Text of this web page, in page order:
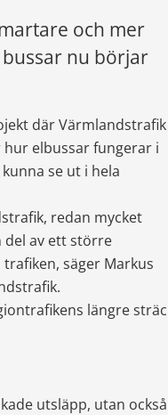
och mer
nu börjar
där Värmlandstrafik
elbussar fungerar i
se ut i hela
redan mycket
del av ett större
säger Markus
längre
utsläpp, utan